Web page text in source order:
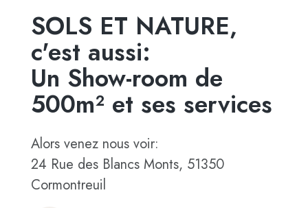
SOLS ET NATURE,
c'est aussi:
Un Show-room de
500m² et ses services
Alors venez nous voir:
24 Rue des Blancs Monts, 51350
Cormontreuil